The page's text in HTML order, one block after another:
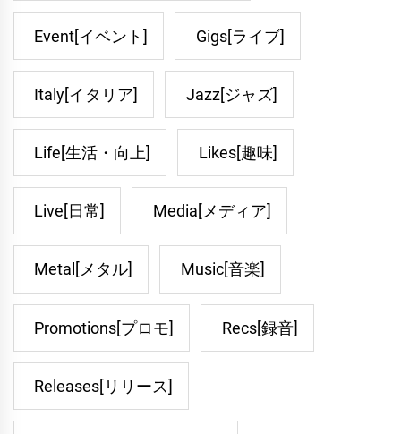
Event[イベント] Gigs[ライブ]
Italy[イタリア] Jazz[ジャズ]
Life[生活・向上] Likes[趣味]
Live[日常] Media[メディア]
Metal[メタル] Music[音楽]
Promotions[プロモ] Recs[録音]
Releases[リリース]